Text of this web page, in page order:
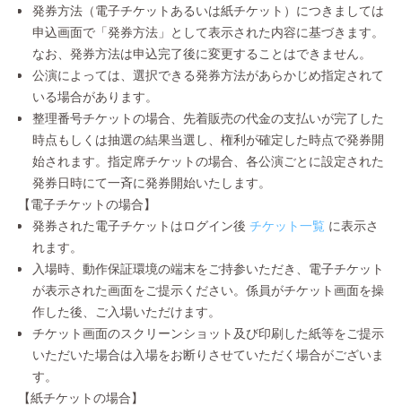
発券方法（電子チケットあるいは紙チケット）につきましては
申込画面で「発券方法」として表示された内容に基づきます。
なお、発券方法は申込完了後に変更することはできません。
公演によっては、選択できる発券方法があらかじめ指定されて
いる場合があります。
整理番号チケットの場合、先着販売の代金の支払いが完了した
時点もしくは抽選の結果当選し、権利が確定した時点で発券開
始されます。指定席チケットの場合、各公演ごとに設定された
発券日時にて一斉に発券開始いたします。
【電子チケットの場合】
発券された電子チケットはログイン後 チケット一覧 に表示さ
れます。
入場時、動作保証環境の端末をご持参いただき、電子チケット
が表示された画面をご提示ください。係員がチケット画面を操
作した後、ご入場いただけます。
チケット画面のスクリーンショット及び印刷した紙等をご提示
いただいた場合は入場をお断りさせていただく場合がございま
す。
【紙チケットの場合】